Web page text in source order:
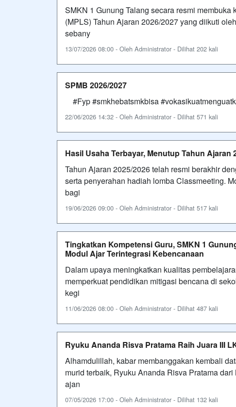
SMKN 1 Gunung Talang secara resmi
(MPLS) Tahun Ajaran 2026/2027 yang diikuti
sebany
13/07/2026 08:00 - Oleh Administrator - Dilihat 202 kali
SPMB 2026/2027
#Fyp #smkhebatsmkbisa
22/06/2026 14:32 - Oleh Administrator - Dilihat 571 kali
Hasil Usaha Terbayar, Menutup Tahun Ajaran
Tahun Ajaran 2025/2026 telah resmi berakhir
serta penyerahan hadiah lomba Classmeeting.
bagi
19/06/2026 09:00 - Oleh Administrator - Dilihat 517 kali
Tingkatkan Kompetensi Guru, SMKN 1
Modul Ajar Terintegrasi Kebencanaan
Dalam upaya meningkatkan kualitas
memperkuat pendidikan mitigasi bencana di
kegi
11/06/2026 08:00 - Oleh Administrator - Dilihat 487 kali
Ryuku Ananda Risva Pratama Raih Juara III
Alhamdulillah, kabar membanggakan kembali
murid terbaik, Ryuku Ananda Risva Pratama
ajan
07/05/2026 17:00 - Oleh Administrator - Dilihat 132 kali